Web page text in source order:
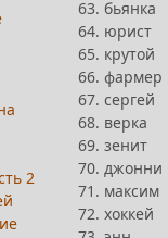
63. бьянка
64. юрист
65. крутой
66. фармер
67. сергей
68. верка
69. зенит
70. джонни
71. максим
72. хоккей
2